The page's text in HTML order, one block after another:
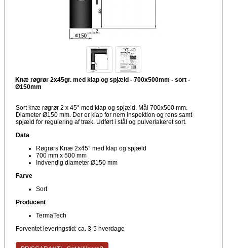
Knæ røgrør 2x45gr. med klap og spjæld - 700x500mm - sort -
Ø150mm
Sort knæ røgrør 2 x 45° med klap og spjæld. Mål 700x500 mm.
Diameter Ø150 mm. Der er klap for nem inspektion og rens samt
spjæld for regulering af træk. Udført i stål og pulverlakeret sort.
Data
Røgrørs Knæ 2x45° med klap og spjæld
700 mm x 500 mm
Indvendig diameter Ø150 mm
Farve
Sort
Producent
TermaTech
Forventet leveringstid: ca. 3-5 hverdage